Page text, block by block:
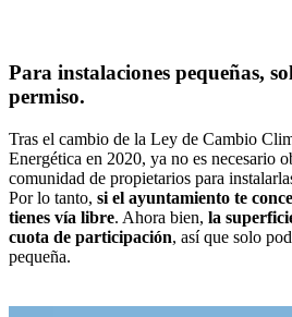
Para instalaciones pequeñas,
permiso.
Tras el cambio de la Ley de Cambio
Energética en 2020, ya no es necesario
comunidad de propietarios para
Por lo tanto, si el ayuntamiento te
tienes vía libre. Ahora bien, la
cuota de participación, así que solo
pequeña.